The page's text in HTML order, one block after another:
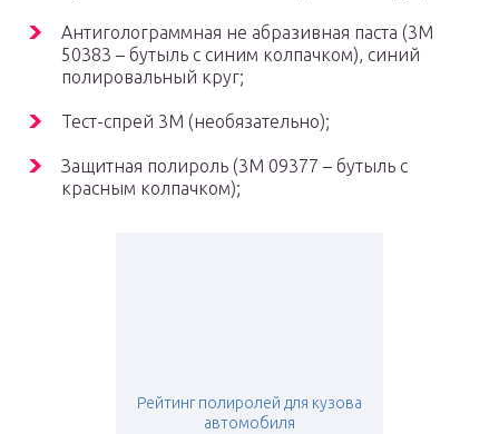
Антиголограммная не абразивная паста (3М
50383 – бутыль с синим колпачком), синий
полировальный круг;
Тест-спрей 3М (необязательно);
Защитная полироль (3М 09377 – бутыль с
красным колпачком);
Рейтинг полиролей для кузова
автомобиля